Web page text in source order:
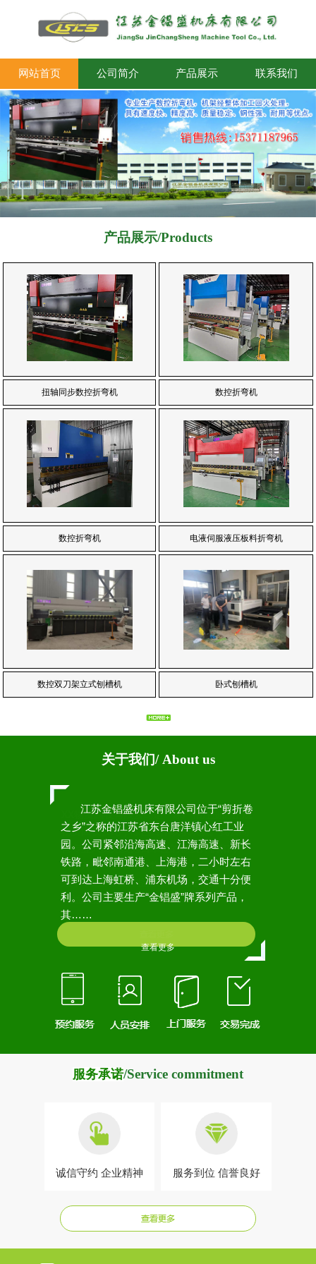
网站首页 公司简介 产品展示 联系我们
产品展示/Products
扭轴同步数控折弯机 数控折弯机
数控折弯机 电液伺服液压板料折弯机
数控双刀架立式刨槽机 卧式刨槽机
关于我们/ About us
江苏金锠盛机床有限公司位于“剪折卷
之乡”之称的江苏省东台唐洋镇心红工业
园。公司紧邻沿海高速、江海高速、新长
铁路，毗邻南通港、上海港，二小时左右
可到达上海虹桥、浦东机场，交通十分便
利。公司主要生产“金锠盛”牌系列产品，
其……
查看更多
服务承诺/Service commitment
诚信守约 企业精神 服务到位 信誉良好